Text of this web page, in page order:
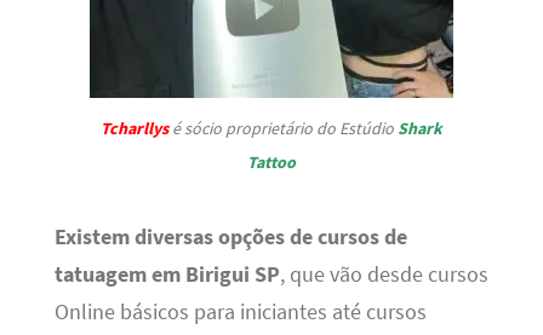
Tcharllysé sócio proprietário do Estúdio Shark
Tattoo
Existem diversas opções de cursos de
tatuagem em Birigui SP, que vão desde cursos
Online básicos para iniciantes até cursos